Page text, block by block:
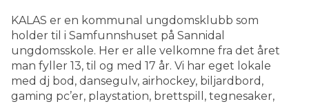
KALAS er en kommunal ungdomsklubb som
holder til i Samfunnshuset på Sannidal
ungdomsskole. Her er alle velkomne fra det året
man fyller 13, til og med 17 år. Vi har eget lokale
med dj bod, dansegulv, airhockey, biljardbord,
gaming pc’er, playstation, brettspill, tegnesaker,